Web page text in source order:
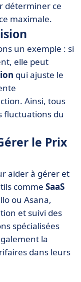
déterminer ce
maximale.
un exemple : si
elle peut
qui ajuste le
Ainsi, tous
fluctuations du
le Prix
aider à gérer et
comme SaaS
ou Asana,
et suivi des
spécialisées
la
dans leurs